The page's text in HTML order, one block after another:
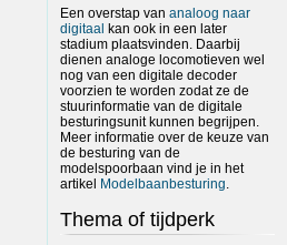
Een overstap vananaloog naar
digitaal kan ook in een later
stadium plaatsvinden. Daarbij
dienen analoge locomotieven wel
nog van een digitale decoder
voorzien te worden zodat ze de
stuurinformatie van de digitale
besturingsunit kunnen begrijpen.
Meer informatie over de keuze van
de besturing van de
modelspoorbaan vind je in het
artikel Modelbaanbesturing
Thema of tijdperk